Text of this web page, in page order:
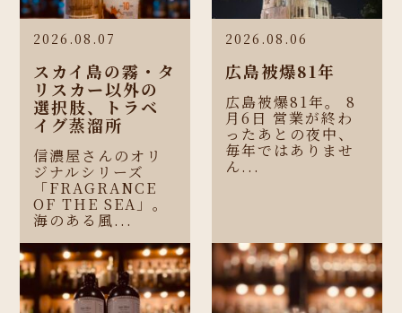
2026.08.07
スカイ島の霧・タ
リスカー以外の
選択肢、トラベ
イグ蒸溜所
信濃屋さんのオリ
ジナルシリーズ
「FRAGRANCE
OF THE SEA」。
海のある風...
2026.08.06
広島被爆81年
広島被爆81年。 8
月6日 営業が終わ
ったあとの夜中、
毎年ではありませ
ん...